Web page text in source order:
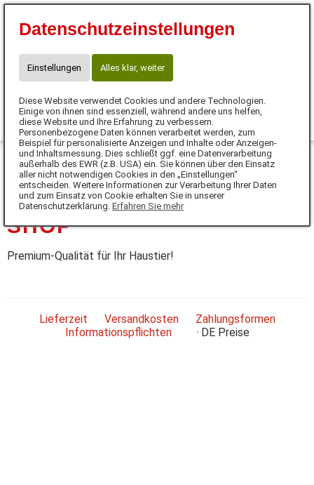
MENÜ
10% für Neukunden mit Code:
SHOP
Premium-Qualität für Ihr Haustier!
Lieferzeit Versandkosten
Zahlungsformen
Informationspflichten
DEPreise
Datenschutzeinstellungen
Einstellungen Alles klar, weiter
Diese Website verwendet Cookies und andere Technologien.
Einige von ihnen sind essenziell, während andere uns helfen,
diese Website und Ihre Erfahrung zu verbessern.
Personenbezogene Daten können verarbeitet werden, zum
Beispiel für personalisierte Anzeigen und Inhalte oder Anzeigen-
und Inhaltsmessung. Dies schließt ggf. eine Datenverarbeitung
außerhalb des EWR (z.B. USA) ein. Sie können über den Einsatz
aller nicht notwendigen Cookies in den „Einstellungen“
entscheiden. Weitere Informationen zur Verarbeitung Ihrer Daten
und zum Einsatz von Cookie erhalten Sie in unserer
Datenschutzerklärung. Erfahren Sie mehr